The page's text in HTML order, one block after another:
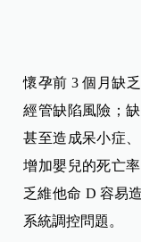
懷孕前 3 個月缺
經管缺陷風險；
甚至造成呆小症
增加嬰兒的死亡
乏維他命 D 容易
系統調控問題。